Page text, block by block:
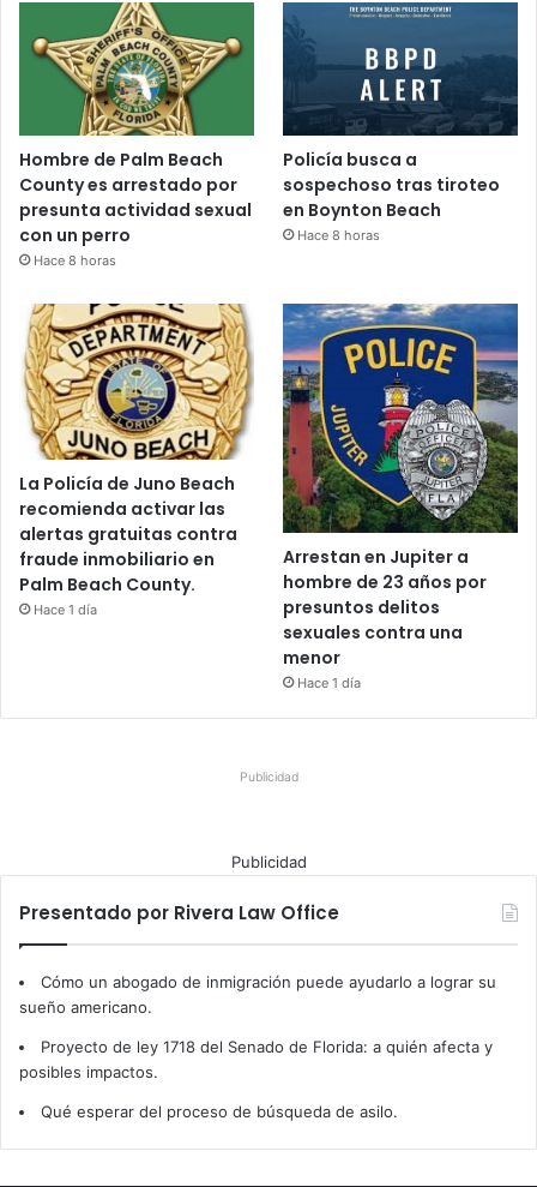
Hombre de Palm Beach
County es arrestado por
presunta actividad sexual
con un perro
Hace 8 horas
Policía busca a
sospechoso tras tiroteo
en Boynton Beach
Hace 8 horas
La Policía de Juno Beach
recomienda activar las
alertas gratuitas contra
fraude inmobiliario en
Palm Beach County.
Hace 1 día
Arrestan en Jupiter a
hombre de 23 años por
presuntos delitos
sexuales contra una
menor
Hace 1 día
Publicidad
Publicidad
Presentado por Rivera Law Office
Cómo un abogado de inmigración puede ayudarlo a lograr su
sueño americano.
Proyecto de ley 1718 del Senado de Florida: a quién afecta y
posibles impactos.
Qué esperar del proceso de búsqueda de asilo.